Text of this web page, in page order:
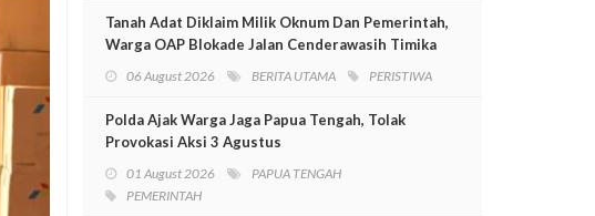
Tanah Adat Diklaim Milik Oknum Dan Pemerintah,
Warga OAP Blokade Jalan Cenderawasih Timika
06 August 2026 BERITA UTAMA PERISTIWA
Polda Ajak Warga Jaga Papua Tengah, Tolak
Provokasi Aksi 3 Agustus
01 August 2026
PAPUA TENGAH
PEMERINTAH